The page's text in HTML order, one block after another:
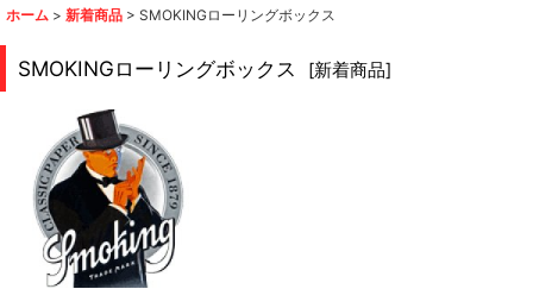
ホーム > 新着商品 > SMOKINGローリングボックス
SMOKINGローリングボックス [新着商品]